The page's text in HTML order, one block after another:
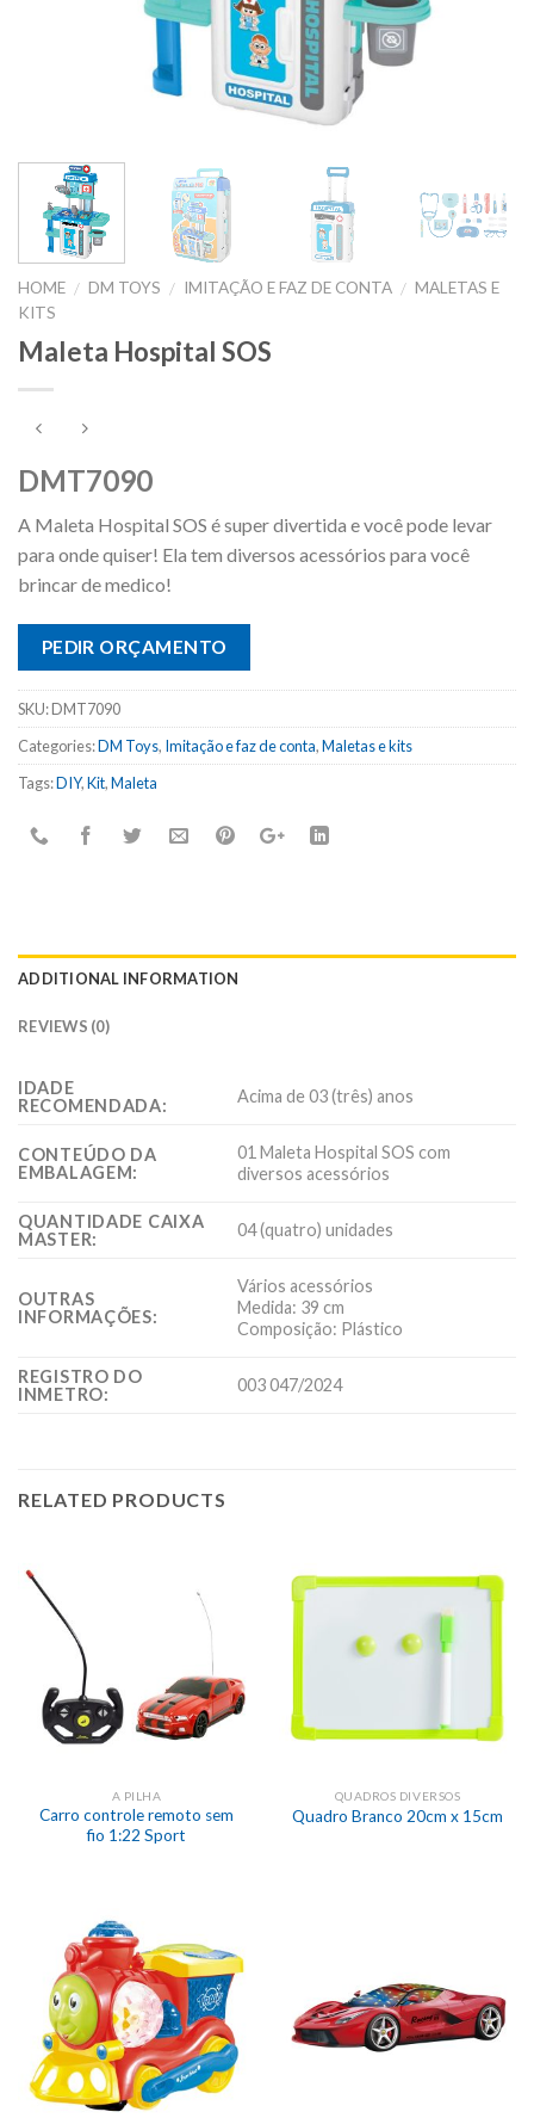
HOME / DM TOYS / IMITAÇÃO E FAZ DE CONTA / MALETAS E
KITS
Maleta Hospital SOS
DMT7090
A Maleta Hospital SOS é super divertida e você pode levar
para onde quiser! Ela tem diversos acessórios para você
brincar de medico!
PEDIR ORÇAMENTO
SKU:DMT7090
Categories:DM Toys, Imitação e faz de conta,Maletas e kits
Tags:DIY,Kit,Maleta
ADDITIONAL INFORMATION
REVIEWS (0)
IDADE
RECOMENDADA:
Acima de 03 (três) anos
CONTEÚDO DA
EMBALAGEM:
01 Maleta Hospital SOS com
diversos acessórios
QUANTIDADE CAIXA
MASTER:
04 (quatro) unidades
OUTRAS
INFORMAÇÕES:
Vários acessórios
Medida: 39 cm
Composição: Plástico
REGISTRO DO
INMETRO:
003 047/2024
RELATED PRODUCTS
A PILHA
Carro controle remoto sem
fio 1:22 Sport
QUADROS DIVERSOS
Quadro Branco 20cm x 15cm